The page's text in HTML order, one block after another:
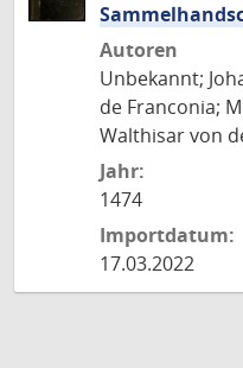
Autoren
Unbekannt;
de Franconia;
Walthisar von
Jahr:
1474
Importdatum:
17.03.2022